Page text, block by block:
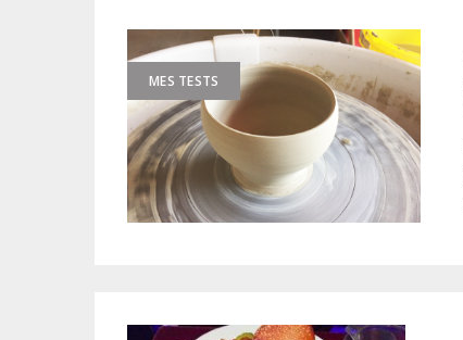
MES TESTS